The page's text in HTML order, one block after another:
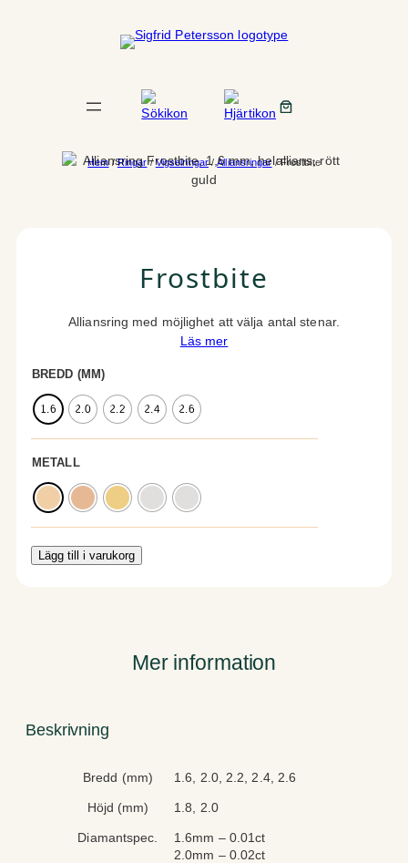
Hem/Ringar/Vigselringar/Alliansringar/ Frostbite
Frostbite
Alliansring med möjlighet att välja antal stenar.
Läs mer
BREDD (MM)
1.6 2.0 2.2 2.4 2.6
METALL
Lägg till i varukorg
Mer information
Beskrivning
e
Bredd (mm) 1.6, 2.0, 2.2, 2.4, 2.6
Höjd (mm) 1.8, 2.0
Diamantspec.
1.6mm – 0.01ct
2.0mm – 0.02ct